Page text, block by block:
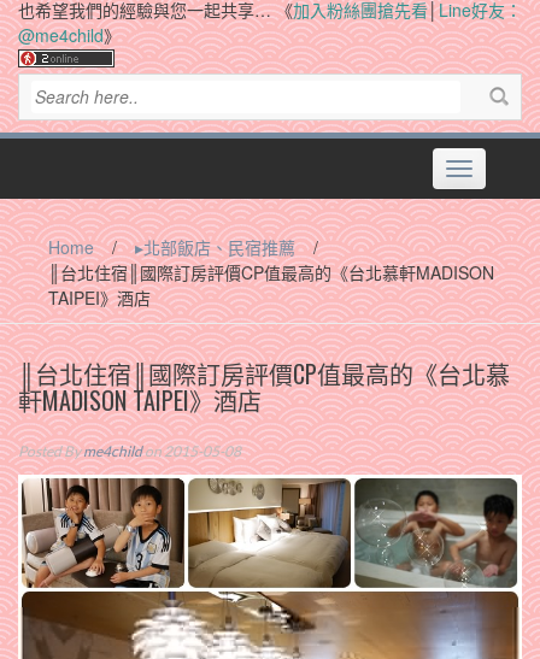
也希望我們的經驗與您一起共享… 《加入粉絲團搶先看│Line好友：
@me4child》
Toggle
navigation
Home / ▸北部飯店、民宿推薦
/
║台北住宿║國際訂房評價CP值最高的《台北慕軒MADISON
TAIPEI》酒店
║台北住宿║國際訂房評價CP值最高的《台北慕
軒MADISON TAIPEI》酒店
Posted Byme4childon 2015-05-08